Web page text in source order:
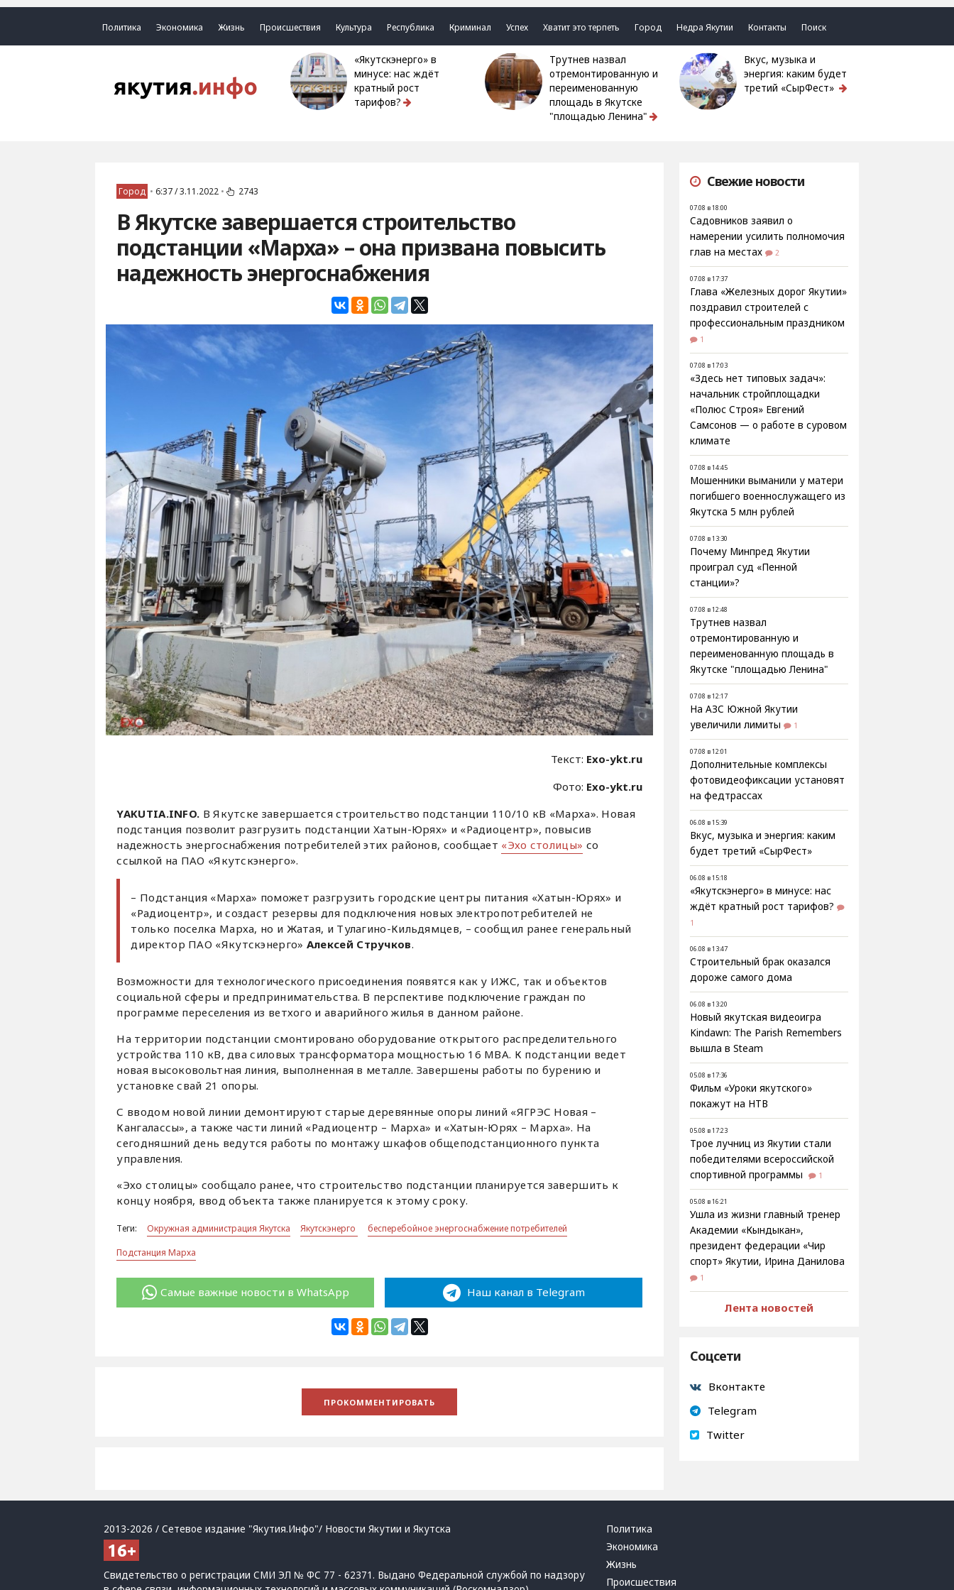
Политика Экономика Жизнь Происшествия Культура Республика Криминал Успех Хватит это терпеть Город Недра Якутии Контакты Поиск
«Якутскэнерго» в
минусе: нас ждёт
кратный рост
тарифов?
Трутнев назвал
отремонтированную и
переименованную
площадь в Якутске
"площадью Ленина"
Вкус, музыка и
энергия: каким будет
третий «СырФест»
Город • 6:37 / 3.11.2022 • 2743
В Якутске завершается строительство
подстанции «Марха» – она призвана повысить
надежность энергоснабжения
Текст: Exo-ykt.ru
Фото: Exo-ykt.ru
YAKUTIA.INFO. В Якутске завершается строительство подстанции 110/10 кВ «Марха». Новая
подстанция позволит разгрузить подстанции Хатын-Юрях» и «Радиоцентр», повысив
надежность энергоснабжения потребителей этих районов, сообщает «Эхо столицы» со
ссылкой на ПАО «Якутскэнерго».
– Подстанция «Марха» поможет разгрузить городские центры питания «Хатын-Юрях» и
«Радиоцентр», и создаст резервы для подключения новых электропотребителей не
только поселка Марха, но и Жатая, и Тулагино-Кильдямцев, – сообщил ранее генеральный
директор ПАО «Якутскэнерго» Алексей Стручков.
Возможности для технологического присоединения появятся как у ИЖС, так и объектов
социальной сферы и предпринимательства. В перспективе подключение граждан по
программе переселения из ветхого и аварийного жилья в данном районе.
На территории подстанции смонтировано оборудование открытого распределительного
устройства 110 кВ, два силовых трансформатора мощностью 16 МВА. К подстанции ведет
новая высоковольтная линия, выполненная в металле. Завершены работы по бурению и
установке свай 21 опоры.
С вводом новой линии демонтируют старые деревянные опоры линий «ЯГРЭС Новая –
Кангалассы», а также части линий «Радиоцентр – Марха» и «Хатын-Юрях – Марха». На
сегодняшний день ведутся работы по монтажу шкафов общеподстанционного пункта
управления.
«Эхо столицы» сообщало ранее, что строительство подстанции планируется завершить к
концу ноября, ввод объекта также планируется к этому сроку.
Теги: Окружная администрация Якутска Якутскэнерго
бесперебойное энергоснабжение потребителей
Подстанция Марха
Самые важные новости в WhatsApp Наш канал в Telegram
Свежие новости
07.08 в 18:00
Садовников заявил о
намерении усилить полномочия
глав на местах
2
07.08 в 17:37
Глава «Железных дорог Якутии»
поздравил строителей с
профессиональным праздником
1
07.08 в 17:03
«Здесь нет типовых задач»:
начальник стройплощадки
«Полюс Строя» Евгений
Самсонов — о работе в суровом
климате
07.08 в 14:45
Мошенники выманили у матери
погибшего военнослужащего из
Якутска 5 млн рублей
07.08 в 13:30
Почему Минпред Якутии
проиграл суд «Пенной
станции»?
07.08 в 12:48
Трутнев назвал
отремонтированную и
переименованную площадь в
Якутске "площадью Ленина"
07.08 в 12:17
На АЗС Южной Якутии
увеличили лимиты
1
07.08 в 12:01
Дополнительные комплексы
фотовидеофиксации установят
на федтрассах
06.08 в 15:39
Вкус, музыка и энергия: каким
будет третий «СырФест»
06.08 в 15:18
«Якутскэнерго» в минусе: нас
ждёт кратный рост тарифов?
1
06.08 в 13:47
Строительный брак оказался
дороже самого дома
06.08 в 13:20
Новый якутская видеоигра
Kindawn: The Parish Remembers
вышла в Steam
05.08 в 17:36
Фильм «Уроки якутского»
покажут на НТВ
05.08 в 17:23
Трое лучниц из Якутии стали
победителями всероссийской
спортивной программы
1
05.08 в 16:21
Ушла из жизни главный тренер
Академии «Кындыкан»,
президент федерации «Чир
спорт» Якутии, Ирина Данилова
1
Лента новостей
Соцсети
Вконтакте
Telegram
Twitter
2013-2026 / Сетевое издание "Якутия.Инфо"/ Новости Якутии и Якутска
Свидетельство о регистрации СМИ ЭЛ № ФС 77 - 62371. Выдано Федеральной службой по надзору
Политика
Экономика
Жизнь
Происшествия